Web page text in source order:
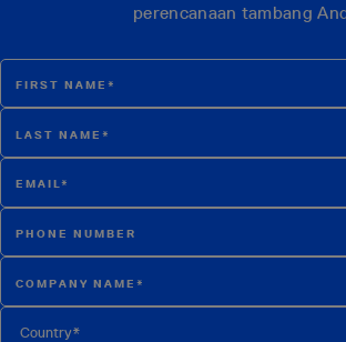
perencanaan tambang